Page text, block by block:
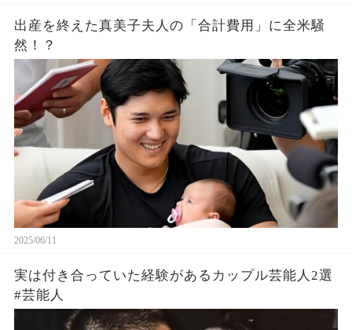
出産を終えた真美子夫人の「合計費用」に全米騒
然！？
2025/06/11
実は付き合っていた経験があるカップル芸能人2選
#芸能人